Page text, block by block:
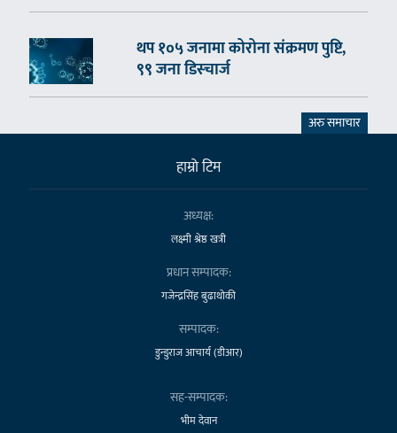
थप १०५ जनामा कोरोना संक्रमण पुष्टि,
९९ जना डिस्चार्ज
अरु समाचार
हाम्राे टिम
अध्यक्ष:
लक्ष्मी श्रेष्ठ खत्री
प्रधान सम्पादक:
गजेन्द्रसिंह बुढाथोकी
सम्पादक:
डुन्डुराज आचार्य (डीआर)
सह-सम्पादक:
भीम देवान